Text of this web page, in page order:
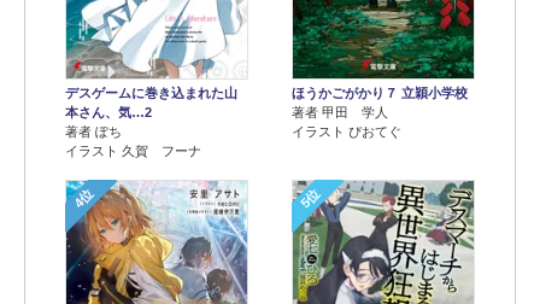
デスゲームに巻き込まれた山
本さん、気…2
著者 ぽち
イラスト 久賀 フーナ
ほうかごがかり７ 立穎小学校
著者 甲田 学人
イラスト ぴおてぐ
4位 5位